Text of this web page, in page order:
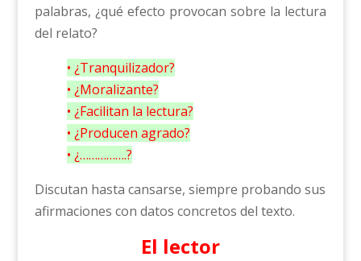
palabras, ¿qué efecto provocan sobre la lectura
del relato?
• ¿Tranquilizador?
• ¿Moralizante?
• ¿Facilitan la lectura?
• ¿Producen agrado?
• ¿…………….?
Discutan hasta cansarse, siempre probando sus
afirmaciones con datos concretos del texto.
El lector